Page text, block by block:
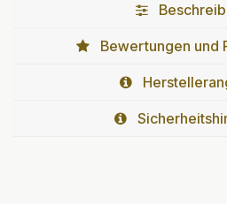
Bewertungen und